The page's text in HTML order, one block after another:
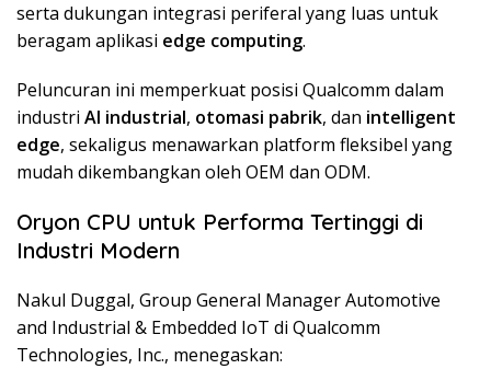
serta dukungan integrasi periferal yang luas untuk
beragam aplikasi edge computing.
Peluncuran ini memperkuat posisi Qualcomm dalam
industri AI industrial, otomasi pabrik, dan intelligent
edge, sekaligus menawarkan platform fleksibel yang
mudah dikembangkan oleh OEM dan ODM.
Oryon CPU untuk Performa Tertinggi di
Industri Modern
Nakul Duggal, Group General Manager Automotive
and Industrial & Embedded IoT di Qualcomm
Technologies, Inc., menegaskan: